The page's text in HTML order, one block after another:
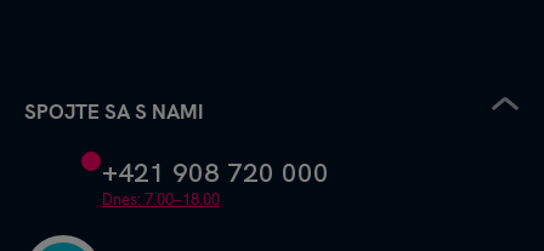
SPOJTE SA S NAMI
+421 908 720 000
Dnes: 7.00–18.00